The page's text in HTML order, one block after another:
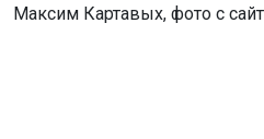
Максим Картавых, фото с